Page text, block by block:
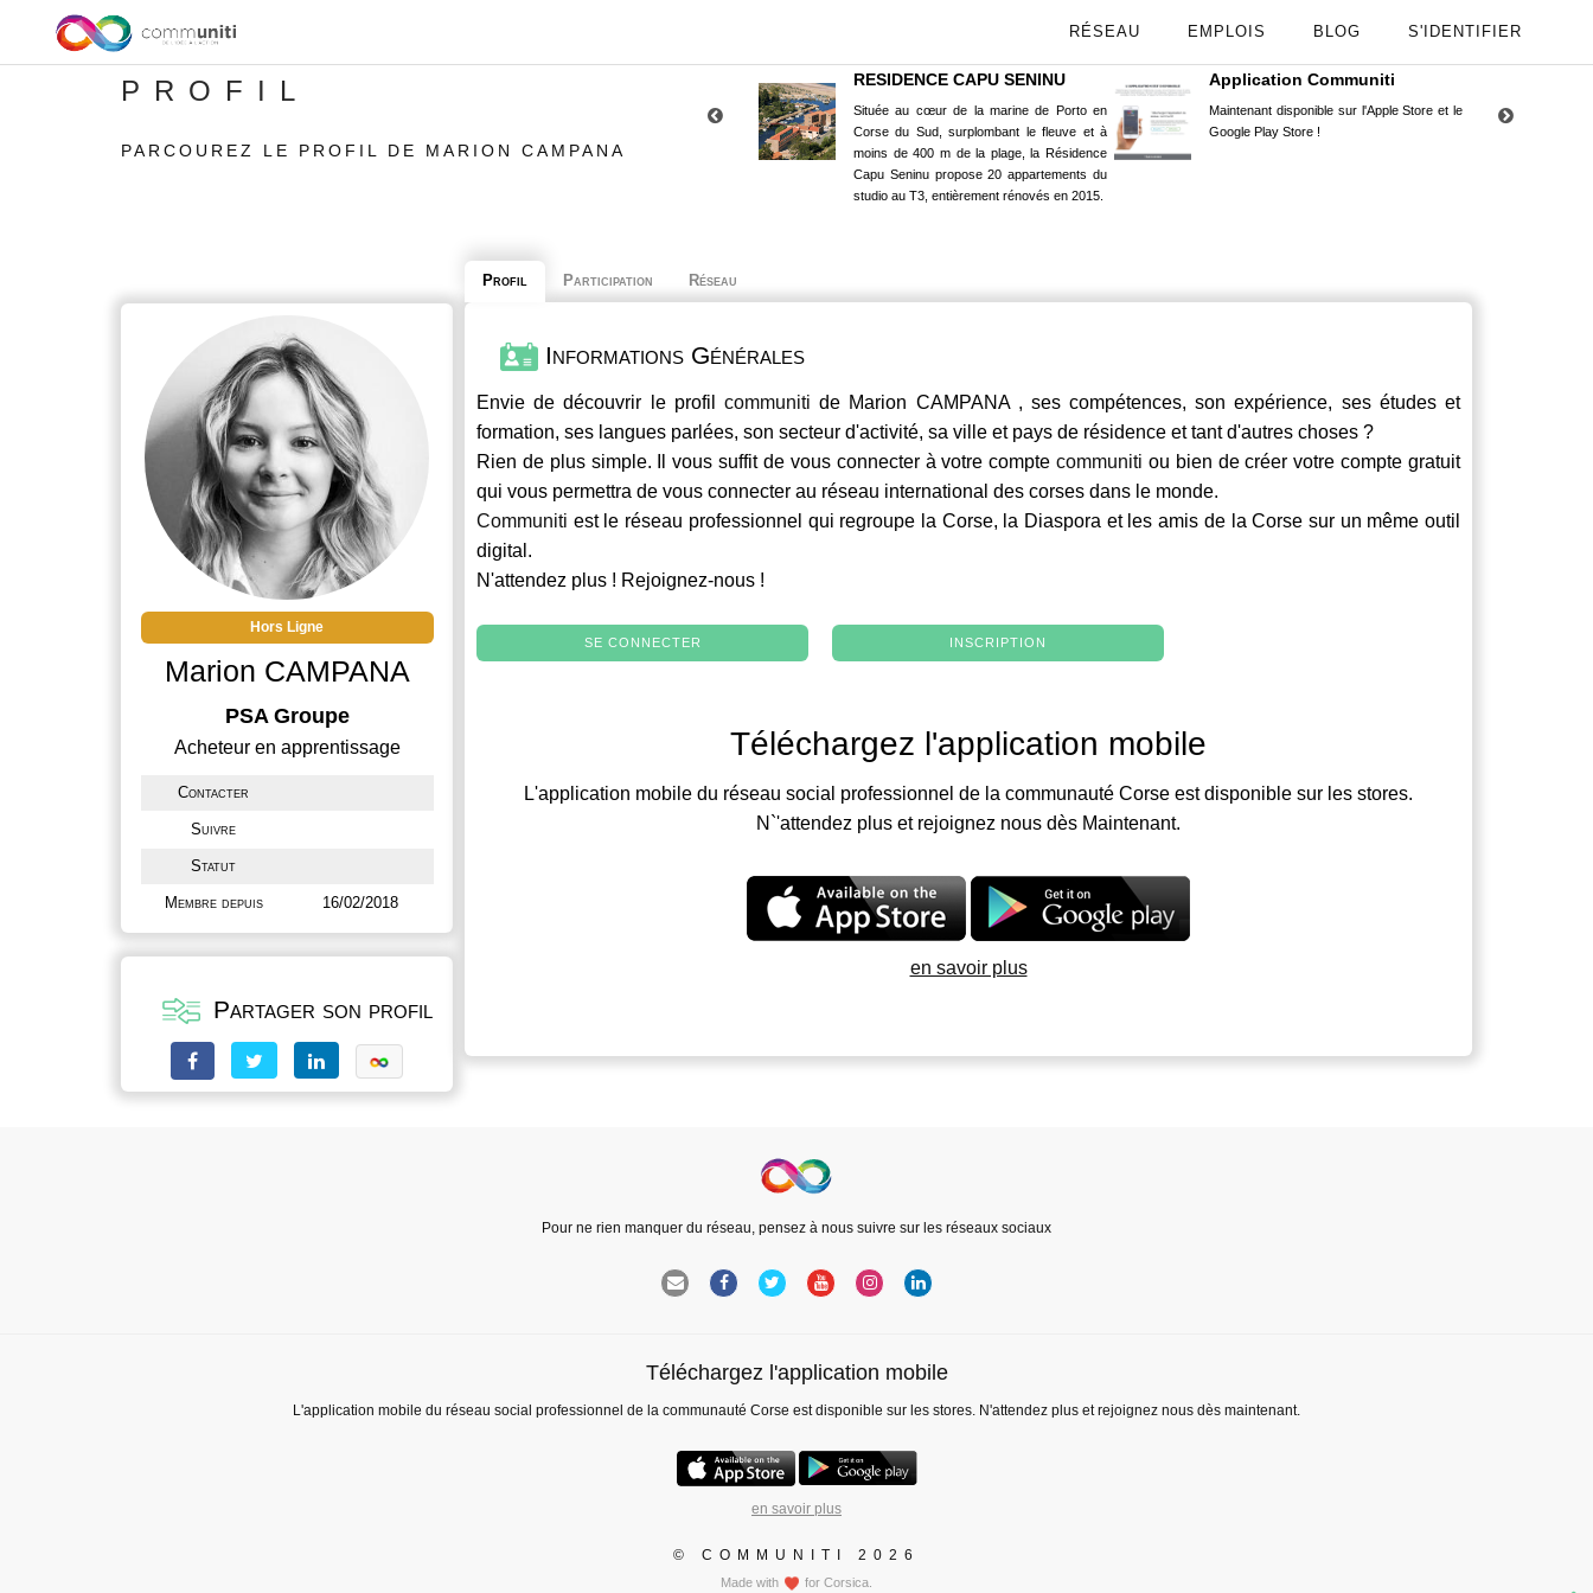
RÉSEAU EMPLOIS BLOG S'IDENTIFIER
PROFIL
PARCOUREZ LE PROFIL DE MARION CAMPANA
RESIDENCE CAPU SENINU
Située au cœur de la marine de Porto en
Corse du Sud, surplombant le fleuve et à
moins de 400 m de la plage, la Résidence
Capu Seninu propose 20 appartements du
studio au T3, entièrement rénovés en 2015.
Application Communiti
Maintenant disponible sur l'Apple Store et le
Google Play Store !
Hors Ligne
Marion CAMPANA
PSA Groupe
Acheteur en apprentissage
Contacter
Suivre
Statut
Membre depuis 16/02/2018
Partager son profil
Profil Participation Réseau
Informations Générales
Envie de découvrir le profil communiti de Marion CAMPANA , ses compétences, son expérience, ses études et
formation, ses langues parlées, son secteur d'activité, sa ville et pays de résidence et tant d'autres choses ?
Rien de plus simple. Il vous suffit de vous connecter à votre comptecommuniti ou bien de créer votre compte gratuit
qui vous permettra de vous connecter au réseau international des corses dans le monde.
Communiti est le réseau professionnel qui regroupe la Corse, la Diaspora et les amis de la Corse sur un même outil
digital.
N'attendez plus ! Rejoignez-nous !
SE CONNECTER INSCRIPTION
Téléchargez l'application mobile
L'application mobile du réseau social professionnel de la communauté Corse est disponible sur les stores.
N`'attendez plus et rejoignez nous dès Maintenant.
en savoir plus
Pour ne rien manquer du réseau, pensez à nous suivre sur les réseaux sociaux
Téléchargez l'application mobile
L'application mobile du réseau social professionnel de la communauté Corse est disponible sur les stores. N'attendez plus et rejoignez nous dès maintenant.
en savoir plus
© COMMUNITI 2026
Made with for Corsica.